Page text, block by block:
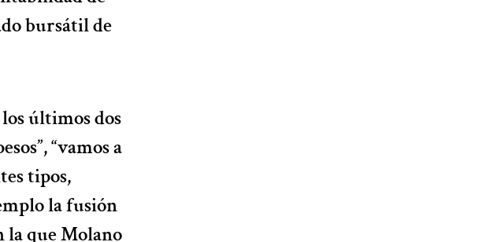
bursátil de
los últimos dos
“vamos a
tipos,
la fusión
la que Molano